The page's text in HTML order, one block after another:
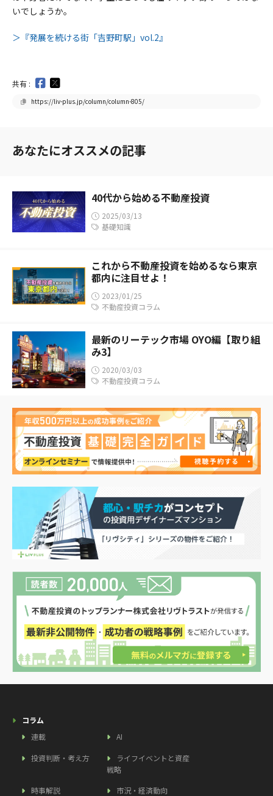
いでしょうか。
＞『発展を続ける街「吉野町駅」vol.2』
共有 :
https://liv-plus.jp/column/column-805/
あなたにオススメの記事
40代から始める不動産投資
2025/03/13
基礎知識
これから不動産投資を始めるなら東京
都内に注目せよ！
2023/01/25
不動産投資コラム
最新のリーテック市場 OYO編【取り組
み3】
2020/03/03
不動産投資コラム
コラム
連載
AI
投資判断・考え方
ライフイベントと資産
戦略
時事解説
市況・経済動向